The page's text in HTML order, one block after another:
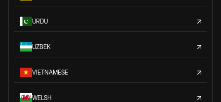
URDU
UZBEK
VIETNAMESE
WELSH